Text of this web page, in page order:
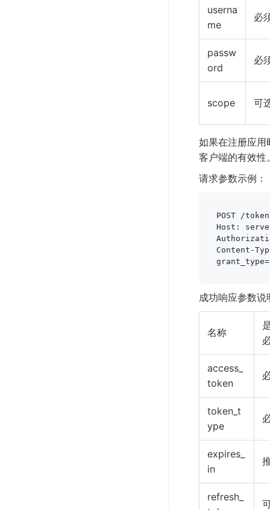
userna
me
必
passw
ord
必
scope 可
如果在注册应
客户端的有效性
请求参数示例：
POST /
Host:
Content-
成功响应参数说
名称
access_
token
token_t
ype
expires_
in
refresh_